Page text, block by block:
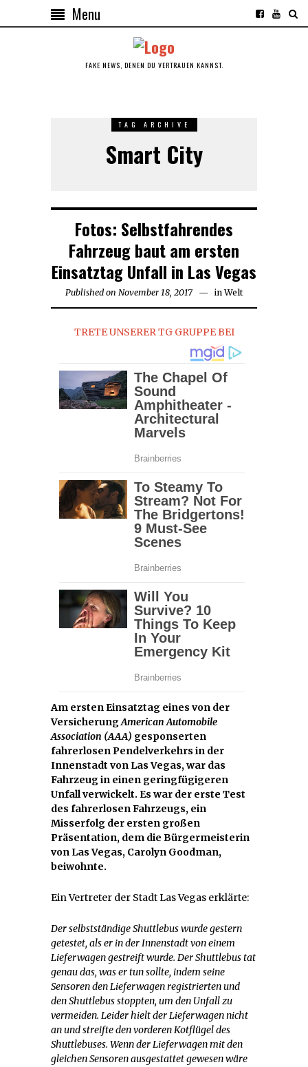
Menu
FAKE NEWS, DENEN DU VERTRAUEN KANNST.
TAG ARCHIVE
Smart City
Fotos: Selbstfahrendes
Fahrzeug baut am ersten
Einsatztag Unfall in Las Vegas
Published on November 18, 2017 in Welt
TRETE UNSERER TG GRUPPE BEI
Am ersten Einsatztag eines von der
VersicherungAmerican Automobile
Association (AAA) gesponserten
fahrerlosen Pendelverkehrs in der
Innenstadt von Las Vegas, war das
Fahrzeug in einen geringfügigeren
Unfall verwickelt. Es war der erste Test
des fahrerlosen Fahrzeugs, ein
Misserfolg der ersten großen
Präsentation, dem die Bürgermeisterin
von Las Vegas, Carolyn Goodman,
beiwohnte.
Ein Vertreter der Stadt Las Vegas erklärte:
Der selbstständige Shuttlebus wurde gestern
getestet, als er in der Innenstadt von einem
Lieferwagen gestreift wurde. Der Shuttlebus tat
genau das, was er tun sollte, indem seine
Sensoren den Lieferwagen registrierten und
den Shuttlebus stoppten, um den Unfall zu
vermeiden. Leider hielt der Lieferwagen nicht
an und streifte den vorderen Kotflügel des
Shuttlebuses. Wenn der Lieferwagen mit den
gleichen Sensoren ausgestattet gewesen wäre